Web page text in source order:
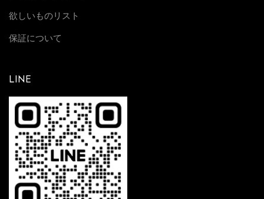
欲しいものリスト
保証について
LINE